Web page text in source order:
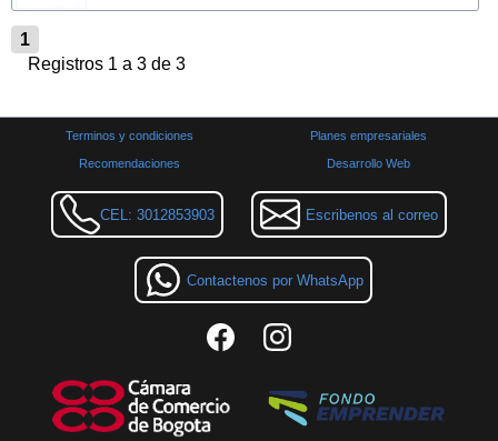
1
Registros 1 a 3 de 3
Terminos y condiciones
Recomendaciones
Planes empresariales
Desarrollo Web
CEL: 3012853903 Escribenos al correo
Contactenos por WhatsApp